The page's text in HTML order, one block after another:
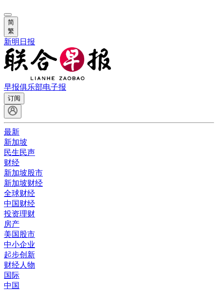
简
繁
新明日报
早报俱乐部电子报
订阅
最新
新加坡
民生民声
财经
新加坡股市
新加坡财经
全球财经
中国财经
投资理财
房产
美国股市
中小企业
起步创新
财经人物
国际
中国